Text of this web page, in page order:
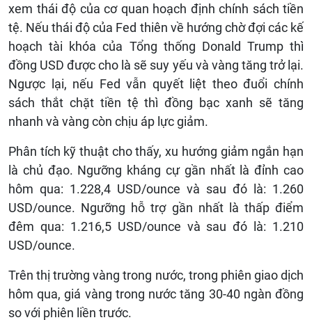
xem thái độ của cơ quan hoạch định chính sách tiền
tệ. Nếu thái độ của Fed thiên về hướng chờ đợi các kế
hoạch tài khóa của Tổng thống Donald Trump thì
đồng USD được cho là sẽ suy yếu và vàng tăng trở lại.
Ngược lại, nếu Fed vẫn quyết liệt theo đuổi chính
sách thắt chặt tiền tệ thì đồng bạc xanh sẽ tăng
nhanh và vàng còn chịu áp lực giảm.
Phân tích kỹ thuật cho thấy, xu hướng giảm ngắn hạn
là chủ đạo. Ngưỡng kháng cự gần nhất là đỉnh cao
hôm qua: 1.228,4 USD/ounce và sau đó là: 1.260
USD/ounce. Ngưỡng hỗ trợ gần nhất là thấp điểm
đêm qua: 1.216,5 USD/ounce và sau đó là: 1.210
USD/ounce.
Trên thị trường vàng trong nước, trong phiên giao dịch
hôm qua, giá vàng trong nước tăng 30-40 ngàn đồng
so với phiên liền trước.